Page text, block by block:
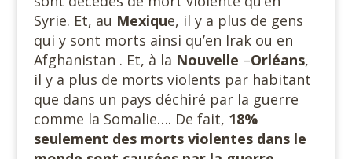
Syrie. Et, au Mexique, il y a plus de gens
qui y sont morts ainsi qu’en Irak ou en
Afghanistan . Et, à la Nouvelle –Orléans,
il y a plus de morts violents par habitant
que dans un pays déchiré par la guerre
comme la Somalie…. De fait, 18%
seulement des morts violentes dans le